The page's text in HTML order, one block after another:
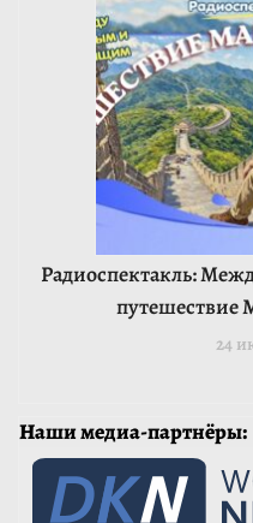
Радиоспектакль:
путешествие
24
Наши медиа-партнёры: